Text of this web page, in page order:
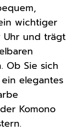
wichtiger
Uhr und trägt
Ob Sie sich
elegantes
Komono